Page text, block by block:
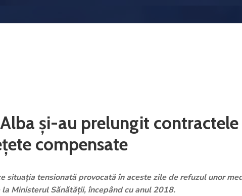
și-au prelungit contractele
compensate
tensionată provocată în aceste zile de refuzul unor
Ministerul Sănătății, începând cu anul 2018.